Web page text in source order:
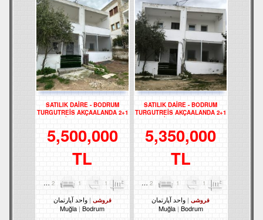
SATILIK DAİRE - BODRUM
TURGUTREİS AKÇAALANDA 2+1
DAİRE - REF- 3262
5,350,000
TL
2 1 1
فروشی
واحد آپارتمان
Muğla Bodrum
SATILIK DAİRE - BODRUM
TURGUTREİS AKÇAALANDA 2+1
DAİRE - REF- 3261
5,500,000
TL
2 1 1
فروشی
واحد آپارتمان
Muğla Bodrum